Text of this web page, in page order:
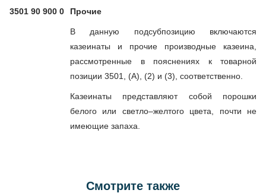
3501 90 900 0 Прочие
В данную подсубпозицию включаются
казеинаты и прочие производные казеина,
рассмотренные в пояснениях к товарной
позиции 3501, (А), (2) и (3), соответственно.
Казеинаты представляют собой порошки
белого или светло–желтого цвета, почти не
имеющие запаха.
Смотрите также